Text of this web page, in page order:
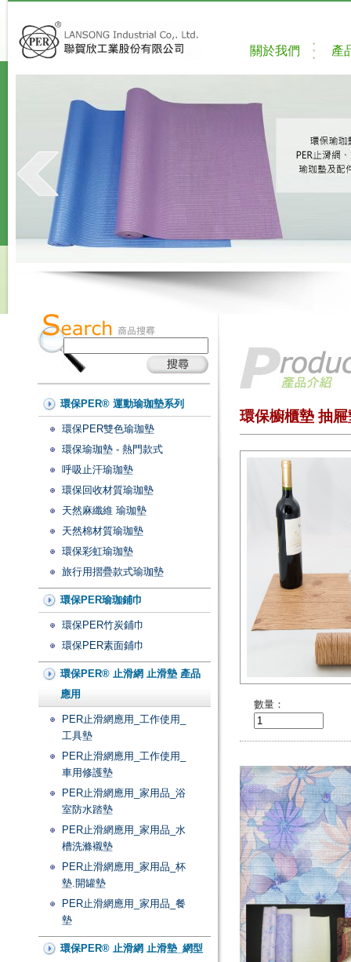
關於我們 產
環保PER® 運動瑜珈墊系列
環保PER雙色瑜珈墊
環保瑜珈墊 - 熱門款式
呼吸止汗瑜珈墊
環保回收材質瑜珈墊
天然麻纖維 瑜珈墊
天然棉材質瑜珈墊
環保彩虹瑜珈墊
旅行用摺疊款式瑜珈墊
環保PER瑜珈鋪巾
環保PER竹炭鋪巾
環保PER素面鋪巾
環保PER® 止滑網 止滑墊 產品
應用
PER止滑網應用_工作使用_
工具墊
PER止滑網應用_工作使用_
車用修護墊
PER止滑網應用_家用品_浴
室防水踏墊
PER止滑網應用_家用品_水
槽洗滌襯墊
PER止滑網應用_家用品_杯
墊.開罐墊
PER止滑網應用_家用品_餐
墊
環保PER® 止滑網 止滑墊_網型
環保櫥櫃墊 抽
數量：